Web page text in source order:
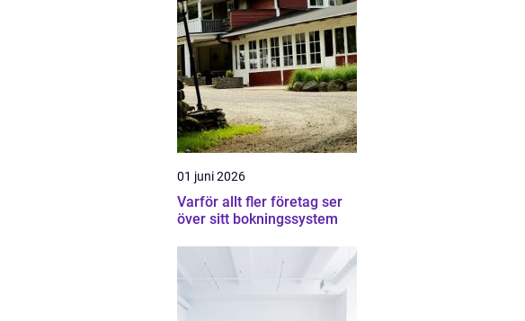
01 juni 2026
Varför allt fler företag ser
över sitt bokningssystem